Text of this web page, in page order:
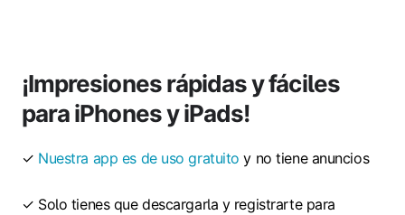
¡Impresiones rápidas y fáciles
para iPhones y iPads!
✓ Nuestra app es de uso gratuito y no tiene anuncios
✓ Solo tienes que descargarla y registrarte para